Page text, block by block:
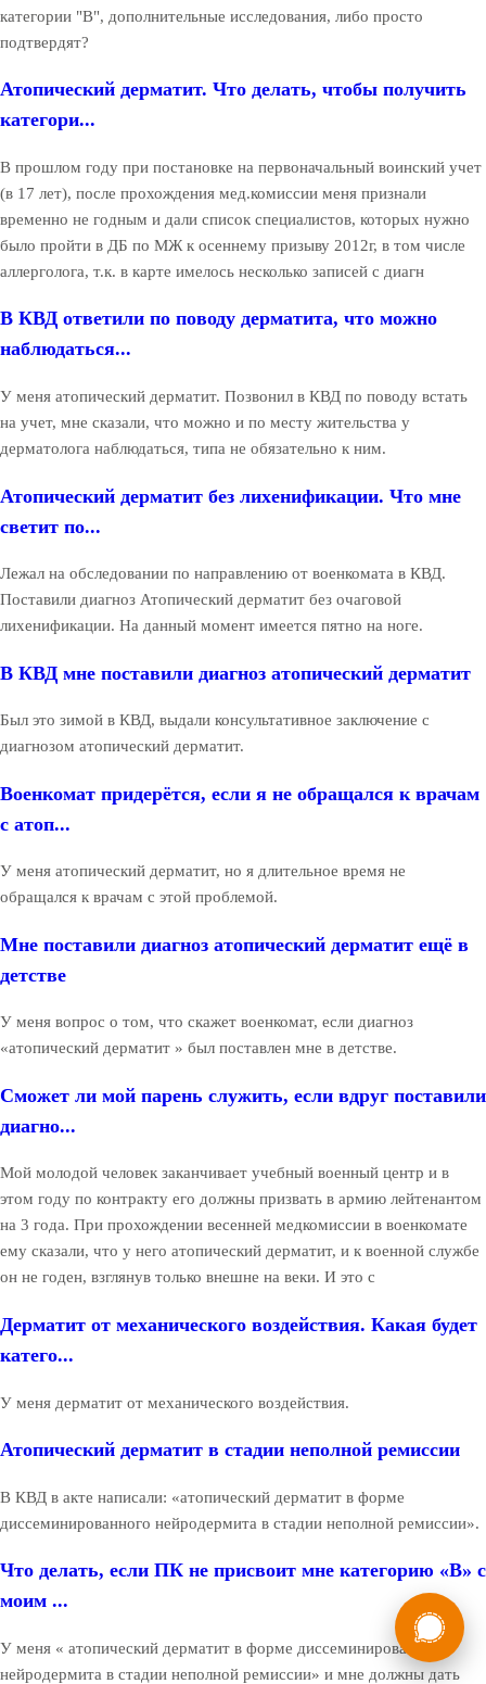
категории "В", дополнительные исследования, либо просто
подтвердят?
Атопический дерматит. Что делать, чтобы получить
категори...
В прошлом году при постановке на первоначальный воинский учет
(в 17 лет), после прохождения мед.комиссии меня признали
временно не годным и дали список специалистов, которых нужно
было пройти в ДБ по МЖ к осеннему призыву 2012г, в том числе
аллерголога, т.к. в карте имелось несколько записей с диагн
В КВД ответили по поводу дерматита, что можно
наблюдаться...
У меня атопический дерматит. Позвонил в КВД по поводу встать
на учет, мне сказали, что можно и по месту жительства у
дерматолога наблюдаться, типа не обязательно к ним.
Атопический дерматит без лихенификации. Что мне
светит по...
Лежал на обследовании по направлению от военкомата в КВД.
Поставили диагноз Атопический дерматит без очаговой
лихенификации. На данный момент имеется пятно на ноге.
В КВД мне поставили диагноз атопический дерматит
Был это зимой в КВД, выдали консультативное заключение с
диагнозом атопический дерматит.
Военкомат придерётся, если я не обращался к врачам
с атоп...
У меня атопический дерматит, но я длительное время не
обращался к врачам с этой проблемой.
Мне поставили диагноз атопический дерматит ещё в
детстве
У меня вопрос о том, что скажет военкомат, если диагноз
«атопический дерматит » был поставлен мне в детстве.
Сможет ли мой парень служить, если вдруг поставили
диагно...
Мой молодой человек заканчивает учебный военный центр и в
этом году по контракту его должны призвать в армию лейтенантом
на 3 года. При прохождении весенней медкомиссии в военкомате
ему сказали, что у него атопический дерматит, и к военной службе
он не годен, взглянув только внешне на веки. И это с
Дерматит от механического воздействия. Какая будет
катего...
У меня дерматит от механического воздействия.
Атопический дерматит в стадии неполной ремиссии
В КВД в акте написали: «атопический дерматит в форме
диссеминированного нейродермита в стадии неполной ремиссии».
Что делать, если ПК не присвоит мне категорию «В» с
моим ...
У меня « атопический дерматит в форме диссеминированного
нейродермита в стадии неполной ремиссии» и мне должны дать
Мы в
Бесплатная
8 (800) 775-35-89